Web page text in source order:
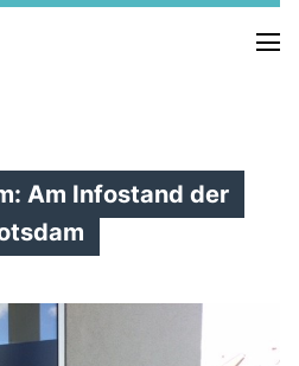
Am Infostand der